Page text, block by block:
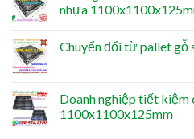
nhựa
Chuyển đổi từ pallet gỗ
Doanh nghiệp tiết kiệm
1100x1100x125mm